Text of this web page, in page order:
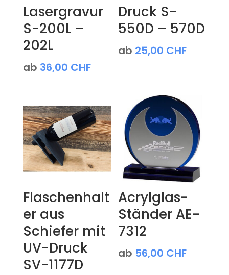
Lasergravur
S-200L –
202L
ab 36,00 CHF
Druck S-
550D – 570D
ab 25,00 CHF
Flaschenhalt
er aus
Schiefer mit
UV-Druck
SV-1177D
Acrylglas-
Ständer AE-
7312
ab 56,00 CHF